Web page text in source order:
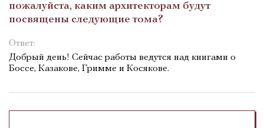
пожалуйста, каким архитекторам будут
посвящены следующие тома?
Ответ:
Добрый день! Сейчас работы ведутся над книгами о
Боссе, Казакове, Гримме и Косякове.